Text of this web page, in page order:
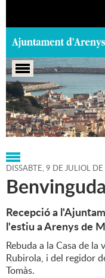
Portada > Regidories >
DISSABTE,9 DE JULIOL DE
Recepció a
l'estiu a Arenys de
Rebuda a la Casa de
Rubirola, i del regidor
Tomàs.